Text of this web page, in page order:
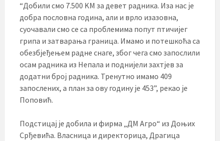
“Добили смо 7.500 KМ за девет радника. Иза нас је
добра пословна година, али и врло изазовна,
суочавали смо се са проблемима попут птичијег
грипа и затварања граница. Имамо и потешкоћа са
обезбјеђењем радне снаге, због чега смо запослили
осам радника из Непала и поднијели захтјев за
додатни број радника. Тренутно имамо 409
запослених, а план за ову годину је 453”, рекао је
Поповић.
Подстицај је добила и фирма „ДМ Агро“ из Доњих
Срђевића. Власница и директорица, Драгица